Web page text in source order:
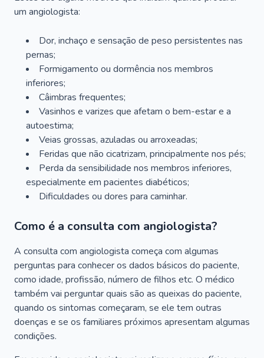
um angiologista:
Dor, inchaço e sensação de peso persistentes nas
pernas;
Formigamento ou dormência nos membros
inferiores;
Câimbras frequentes;
Vasinhos e varizes que afetam o bem-estar e a
autoestima;
Veias grossas, azuladas ou arroxeadas;
Feridas que não cicatrizam, principalmente nos pés;
Perda da sensibilidade nos membros inferiores,
especialmente em pacientes diabéticos;
Dificuldades ou dores para caminhar.
Como é a consulta com angiologista?
A consulta com angiologista começa com algumas
perguntas para conhecer os dados básicos do paciente,
como idade, profissão, número de filhos etc. O médico
também vai perguntar quais são as queixas do paciente,
quando os sintomas começaram, se ele tem outras
doenças e se os familiares próximos apresentam algumas
condições.